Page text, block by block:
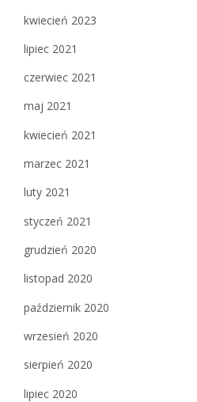
kwiecień 2023
lipiec 2021
czerwiec 2021
maj 2021
kwiecień 2021
marzec 2021
luty 2021
styczeń 2021
grudzień 2020
listopad 2020
październik 2020
wrzesień 2020
sierpień 2020
lipiec 2020